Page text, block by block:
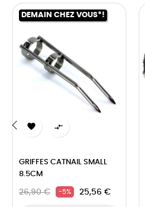
DEMAIN CHEZ VOUS*!
 
GRIFFES CATNAIL SMALL
8.5CM
26,90 € -5% 25,56 €